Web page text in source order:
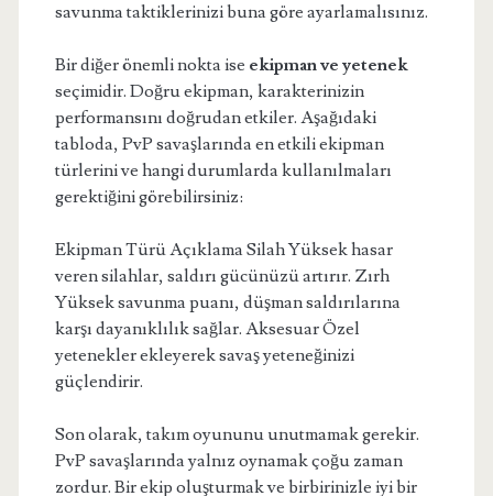
savunma taktiklerinizi buna göre ayarlamalısınız.
Bir diğer önemli nokta ise ekipman ve yetenek
seçimidir. Doğru ekipman, karakterinizin
performansını doğrudan etkiler. Aşağıdaki
tabloda, PvP savaşlarında en etkili ekipman
türlerini ve hangi durumlarda kullanılmaları
gerektiğini görebilirsiniz:
Ekipman Türü Açıklama Silah Yüksek hasar
veren silahlar, saldırı gücünüzü artırır. Zırh
Yüksek savunma puanı, düşman saldırılarına
karşı dayanıklılık sağlar. Aksesuar Özel
yetenekler ekleyerek savaş yeteneğinizi
güçlendirir.
Son olarak, takım oyununu unutmamak gerekir.
PvP savaşlarında yalnız oynamak çoğu zaman
zordur. Bir ekip oluşturmak ve birbirinizle iyi bir